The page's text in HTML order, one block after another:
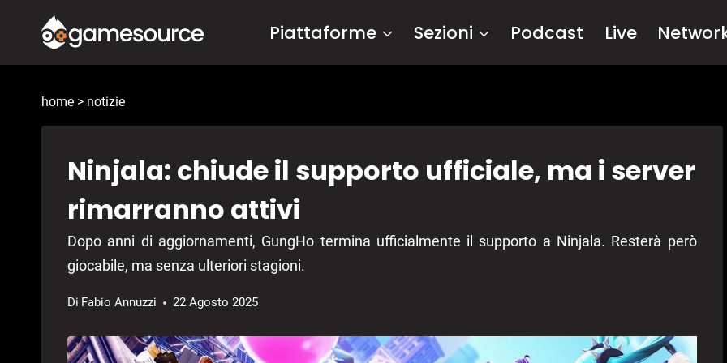
contenuto
Piattaforme Sezioni Podcast Live
home > notizie
Ninjala: chiude il supporto ufficiale, ma i server
rimarranno attivi
Dopo anni di aggiornamenti, GungHo termina ufficialmente il supporto a Ninjala. Resterà però
giocabile, ma senza ulteriori stagioni.
Di Fabio Annuzzi 22 Agosto 2025